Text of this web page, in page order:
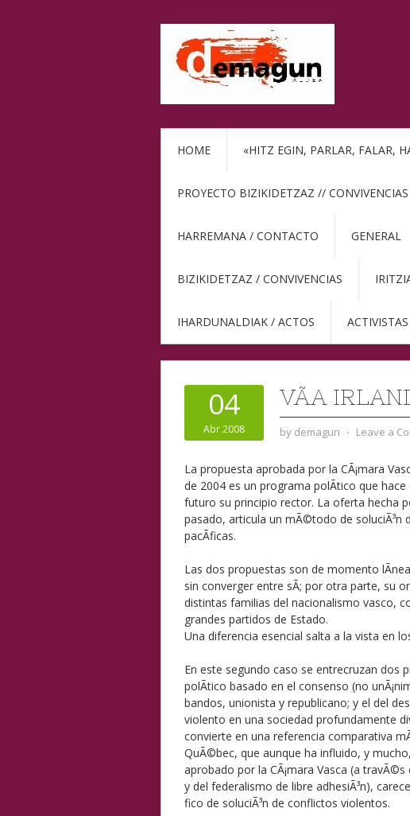
HOME «HITZ EGIN, PARLAR, FALAR,
PROYECTO BIZIKIDETZAZ // CONVIVENCIAS
HARREMANA / CONTACTO GENERAL
BIZIKIDETZAZ / CONVIVENCIAS
IHARDUNALDIAK / ACTOS
04
Abr 2008
VÃ­A
by demagun ⋅ Leave a
La propuesta aprobada por la CÃ¡mara
de 2004 es un programa polÃ­tico que
futuro su principio rector. La oferta hecha
pasado, articula un mÃ©todo de soluciÃ³n
pacÃ­ficas.
Las dos propuestas son de momento
sin converger entre sÃ­; por otra parte, su
distintas familias del nacionalismo vasco,
grandes partidos de Estado.
Una diferencia esencial salta a la vista en
En este segundo caso se entrecruzan dos
polÃ­tico basado en el consenso (no
bandos, unionista y republicano; y el del
violento en una sociedad profundamente
convierte en una referencia comparativa
QuÃ©bec, que aunque ha influido, y
aprobado por la CÃ¡mara Vasca (a
y del federalismo de libre adhesiÃ³n),
fico de soluciÃ³n de conflictos violentos.